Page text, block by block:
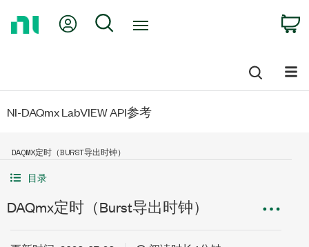
My Account
Search
NI-DAQmx LabVIEW API参考
DAQMX定时（BURST导出时钟）
目录
DAQmx定时（Burst导出时钟）